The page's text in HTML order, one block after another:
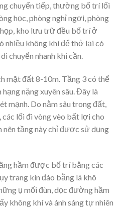
chuyển tiếp, thường bố trí lối
học, phòng nghỉ ngơi, phòng
kho lưu trữ đều bố trí ở
nhiều không khí để thở lại có
chuyển nhanh khi cần.
mặt đất 8-10m. Tầng 3 có thể
nặng xuyên sâu. Đây là
mạnh. Do nằm sâu trong đất,
lối đi vòng vèo bất lợi cho
nên tầng này chỉ được sử dụng
hầm được bố trí bằng các
trang kín đáo bằng lá khô
ụ mối đùn, dọc đường hầm
không khí và ánh sáng tự nhiên